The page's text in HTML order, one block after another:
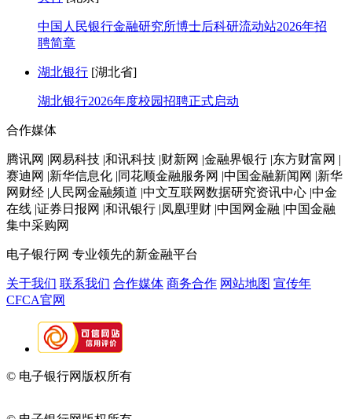
中国人民银行金融研究所博士后科研流动站2026年招
聘简章
湖北银行 [湖北省]
湖北银行2026年度校园招聘正式启动
合作媒体
腾讯网 |网易科技 |和讯科技 |财新网 |金融界银行 |东方财富网 |
赛迪网 |新华信息化 |同花顺金融服务网 |中国金融新闻网 |新华
网财经 |人民网金融频道 |中文互联网数据研究资讯中心 |中金
在线 |证券日报网 |和讯银行 |凤凰理财 |中国网金融 |中国金融
集中采购网
电子银行网 专业领先的新金融平台
关于我们 联系我们 合作媒体 商务合作 网站地图 宣传年
CFCA官网
© 电子银行网版权所有